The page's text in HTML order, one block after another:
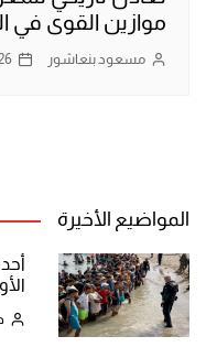
موازين القوى في
مسعود بنعاشور
المواضيع الأخيرة